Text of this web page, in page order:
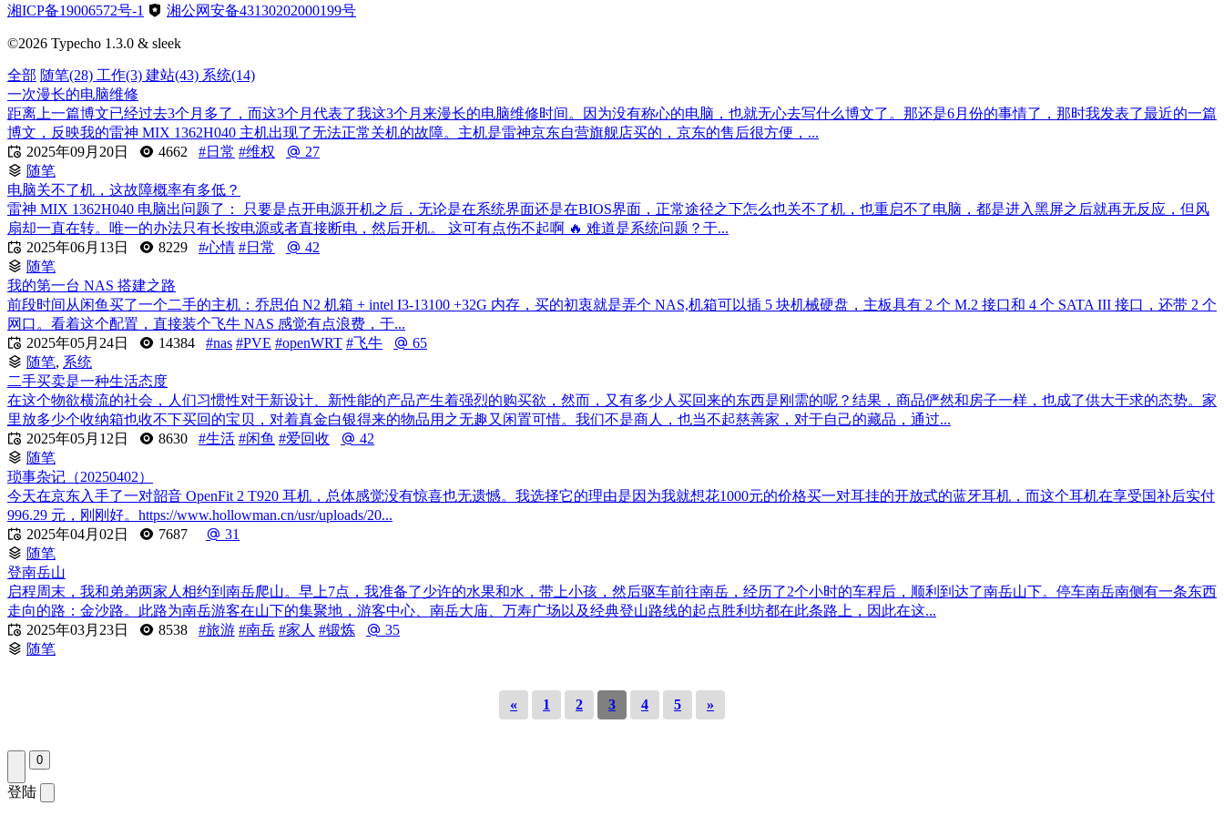
湘ICP备19006572号-1 湘公网安备43130202000199号
©2026 Typecho 1.3.0 & sleek
全部 随笔(28) 工作(3) 建站(43) 系统(14)
一次漫长的电脑维修
距离上一篇博文已经过去3个月多了，而这3个月代表了我这3个月来漫长的电脑维修时间。因为没有称心的电脑，也就无心去写什么博文了。那还是6月份的事情了，那时我发表了最近的一篇
博文，反映我的雷神 MIX 1362H040 主机出现了无法正常关机的故障。主机是雷神京东自营旗舰店买的，京东的售后很方便，...
 2025年09月20日 4662 #日常 #维权
27
随笔
电脑关不了机，这故障概率有多低？
雷神 MIX 1362H040 电脑出问题了： 只要是点开电源开机之后，无论是在系统界面还是在BIOS界面，正常途径之下怎么也关不了机，也重启不了电脑，都是进入黑屏之后就再无反应，但风
扇却一直在转。唯一的办法只有长按电源或者直接断电，然后开机。 这可有点伤不起啊 🔥 难道是系统问题？于...
 2025年06月13日 8229 #心情 #日常
42
随笔
我的第一台 NAS 搭建之路
前段时间从闲鱼买了一个二手的主机：乔思伯 N2 机箱 + intel I3-13100 +32G 内存，买的初衷就是弄个 NAS,机箱可以插 5 块机械硬盘，主板具有 2 个 M.2 接口和 4 个 SATA III 接口，还带 2 个
网口。看着这个配置，直接装个飞牛 NAS 感觉有点浪费，于...
 2025年05月24日 14384 #nas #PVE #openWRT #飞牛
65
随笔, 系统
二手买卖是一种生活态度
在这个物欲横流的社会，人们习惯性对于新设计、新性能的产品产生着强烈的购买欲，然而，又有多少人买回来的东西是刚需的呢？结果，商品俨然和房子一样，也成了供大于求的态势。家
里放多少个收纳箱也收不下买回的宝贝，对着真金白银得来的物品用之无趣又闲置可惜。我们不是商人，也当不起慈善家，对于自己的藏品，通过...
 2025年05月12日 8630 #生活 #闲鱼 #爱回收
42
随笔
琐事杂记（20250402）
今天在京东入手了一对韶音 OpenFit 2 T920 耳机，总体感觉没有惊喜也无遗憾。我选择它的理由是因为我就想花1000元的价格买一对耳挂的开放式的蓝牙耳机，而这个耳机在享受国补后实付
996.29 元，刚刚好。https://www.hollowman.cn/usr/uploads/20...
 2025年04月02日 7687
31
随笔
登南岳山
启程周末，我和弟弟两家人相约到南岳爬山。早上7点，我准备了少许的水果和水，带上小孩，然后驱车前往南岳，经历了2个小时的车程后，顺利到达了南岳山下。停车南岳南侧有一条东西
走向的路：金沙路。此路为南岳游客在山下的集聚地，游客中心、南岳大庙、万寿广场以及经典登山路线的起点胜利坊都在此条路上，因此在这...
 2025年03月23日 8538 #旅游 #南岳 #家人 #锻炼
35
随笔
« 1 2 3 4 5 »
0
登陆